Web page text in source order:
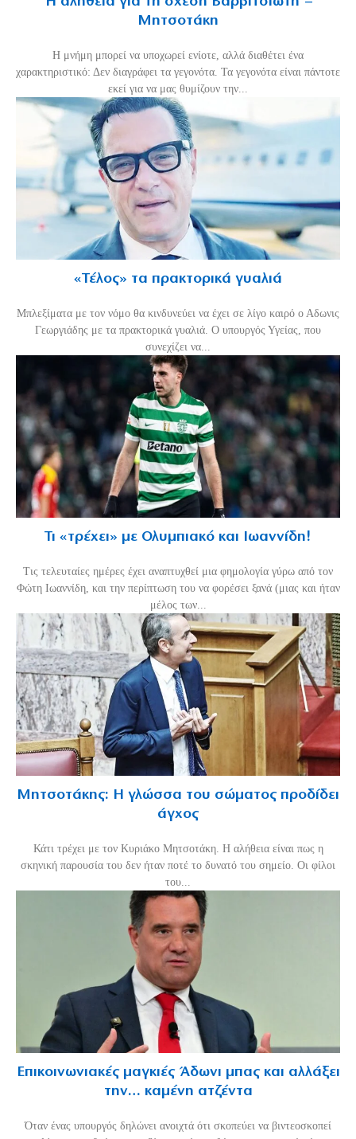
Μητσοτάκη
H μνήμη μπορεί να υποχωρεί ενίοτε, αλλά διαθέτει ένα
χαρακτηριστικό: Δεν διαγράφει τα γεγονότα. Τα γεγονότα είναι πάντοτε
εκεί για να μας θυμίζουν την...
«Τέλος» τα πρακτορικά γυαλιά
Μπλεξίματα με τον νόμο θα κινδυνεύει να έχει σε λίγο καιρό ο Αδωνις
Γεωργιάδης με τα πρακτορικά γυαλιά. Ο υπουργός Υγείας, που
συνεχίζει να...
Τι «τρέχει» με Ολυμπιακό και Ιωαννίδη!
Τις τελευταίες ημέρες έχει αναπτυχθεί μια φημολογία γύρω από τον
Φώτη Ιωαννίδη, και την περίπτωση του να φορέσει ξανά (μιας και ήταν
μέλος των...
Μητσοτάκης: Η γλώσσα του σώματος προδίδει
άγχος
Κάτι τρέχει με τον Κυριάκο Μητσοτάκη. Η αλήθεια είναι πως η
σκηνική παρουσία του δεν ήταν ποτέ το δυνατό του σημείο. Οι φίλοι
του...
Επικοινωνιακές μαγκιές Άδωνι μπας και αλλάξει
την… καμένη ατζέντα
Όταν ένας υπουργός δηλώνει ανοιχτά ότι σκοπεύει να βιντεοσκοπεί